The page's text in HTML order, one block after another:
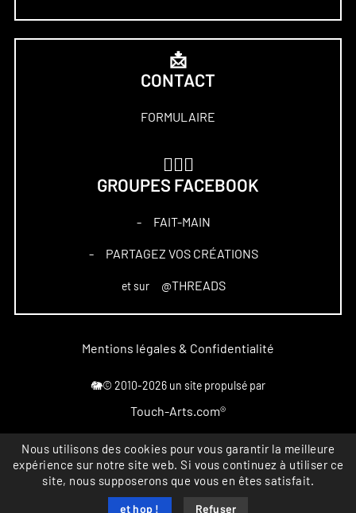
📩
CONTACT
FORMULAIRE
GROUPES FACEBOOK
– FAIT-MAIN
– PARTAGEZ VOS CRÉATIONS
et sur @THREADS
Mentions légales & Confidentialité
🐘© 2010-2026 un site propulsé par
Touch-Arts.com®
Marque déposée
All rights reserved
Nous utilisons des cookies pour vous garantir la meilleure
expérience sur notre site web. Si vous continuez à utiliser ce
site, nous supposerons que vous en êtes satisfait.
et hop ! Refuser